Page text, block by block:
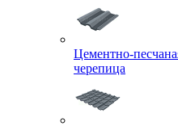
Цементно-
черепица